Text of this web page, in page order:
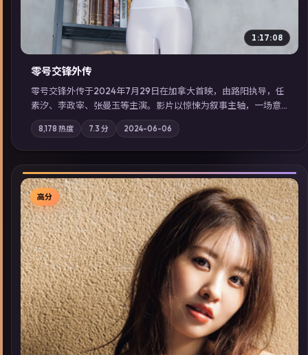
1:17:08
零号交锋外传
零号交锋外传于2024年7月29日在加拿大首映，由路阳执导，任
素汐、李政宰、张曼玉等主演。影片以惊悚为叙事主轴，一场意
外将众人卷入不可撤回的连锁反应；摄影与配乐强化地域气质；
站内亦可通过「国产免费观看高清电视剧在线看」延展检索同类
型高分佳作，畅享高清在线追剧体验。
8,178 热度 7.3 分 2024-06-06
高分